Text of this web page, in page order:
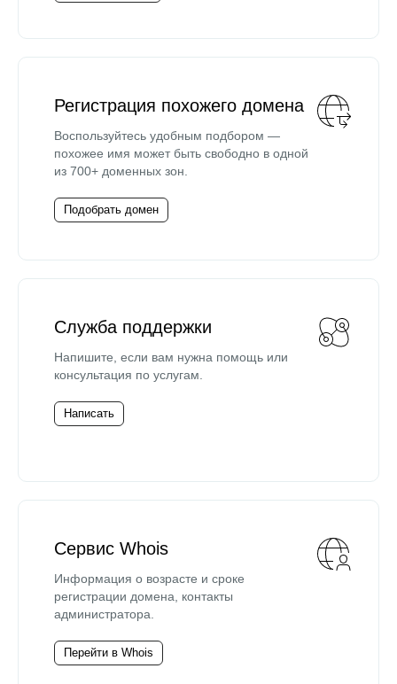
Регистрация похожего домена
Воспользуйтесь удобным подбором —
похожее имя может быть свободно в одной
из 700+ доменных зон.
Подобрать домен
Служба поддержки
Напишите, если вам нужна помощь или
консультация по услугам.
Написать
Сервис Whois
Информация о возрасте и сроке
регистрации домена, контакты
администратора.
Перейти в Whois